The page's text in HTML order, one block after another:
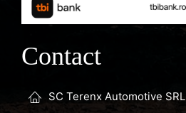
Contact
SC Terenx Automotive SRL